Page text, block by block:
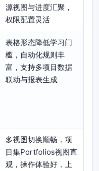
源视图与进度汇聚，
权限配置灵活
表格形态降低学习门
槛，自动化规则丰
富，支持多项目数据
联动与报表生成
多视图切换顺畅，项
目集Portfolios视图直
观，操作体验好，上